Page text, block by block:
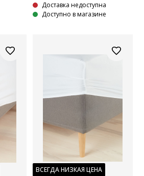
Доставка недоступна
Доступно в магазине
ВСЕГДА НИЗКАЯ ЦЕНА